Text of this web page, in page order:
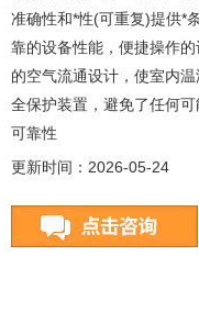
准确性和*性(可重复)提供*
靠的设备性能，便捷操作
的空气流通设计，使室内
全保护装置，避免了任何
可靠性
更新时间：2026-05-24